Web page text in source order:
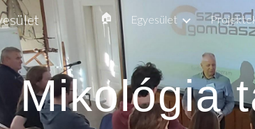
Skip to main content
🏠 Egyesület
Mikológia